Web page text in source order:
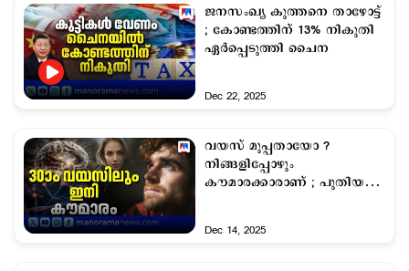
ജനസംഖ്യ കുത്തനെ താഴോട്ട്
; കോണ്ടത്തിന് 13% നികുതി
ഏര്‍പ്പെടുത്തി ചൈന
Dec 22, 2025
വയസ് മുപ്പതായോ ?
നിങ്ങളിപ്പോഴും
കൗമാരക്കാരാണ് ; പുതിയ
Dec 14, 2025